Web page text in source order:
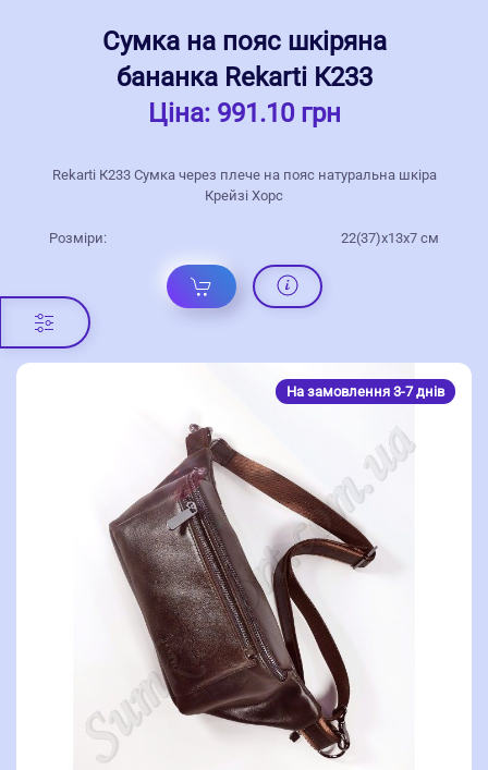
Сумка на пояс шкіряна
бананка Rekarti К233
Ціна: 991.10 грн
Rekarti К233 Сумка через плече на пояс натуральна шкіра
Крейзі Хорс
Розміри: 22(37)х13х7 см
На замовлення 3-7 днів